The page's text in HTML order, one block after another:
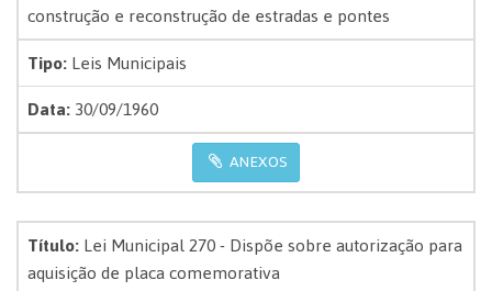
construção e reconstrução de estradas e pontes
Tipo:Leis Municipais
Data:30/09/1960
ANEXOS
Título:Lei Municipal 270 - Dispõe sobre autorização para
aquisição de placa comemorativa